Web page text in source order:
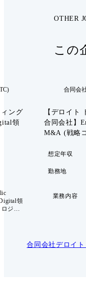
OTHER
この
ング
領
領
ジー×
合同会
【デロイト
合同会社】
M&A (戦略
想定年収
勤務地
業務内容
合同会社デロイ